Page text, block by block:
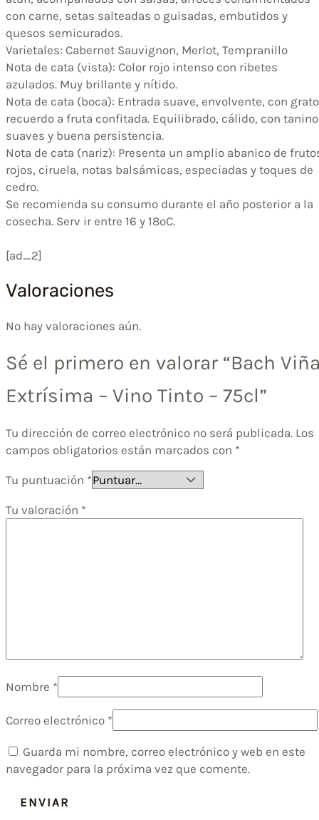
con carne, setas salteadas o guisadas, embutidos y
quesos semicurados.
Varietales: Cabernet Sauvignon, Merlot, Tempranillo
Nota de cata (vista): Color rojo intenso con ribetes
azulados. Muy brillante y nítido.
Nota de cata (boca): Entrada suave, envolvente, con grato
recuerdo a fruta confitada. Equilibrado, cálido, con
suaves y buena persistencia.
Nota de cata (nariz): Presenta un amplio abanico de
rojos, ciruela, notas balsámicas, especiadas y toques de
cedro.
Se recomienda su consumo durante el año posterior a la
cosecha. Serv ir entre 16 y 18ºC.
[ad_2]
Valoraciones
No hay valoraciones aún.
Sé el primero en valorar “Bach
Extrísima – Vino Tinto – 75cl”
Tu dirección de correo electrónico no será publicada. Los
campos obligatorios están marcados con *
Tu puntuación *
Tu valoración *
Nombre *
Correo electrónico *
Guarda mi nombre, correo electrónico y web en este
navegador para la próxima vez que comente.